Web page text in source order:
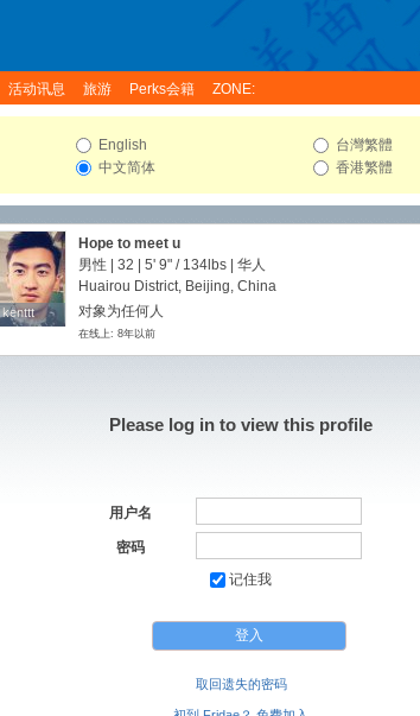
活动讯息 旅游 Perks会籍 ZONE:
English
中文简体
台灣繁體
香港繁體
kenttt
kenttt
Hope to meet u
男性 | 32 | 5' 9" / 134lbs | 华人
Huairou District, Beijing, China
对象为任何人
在线上: 8年以前
Please log in to view this profile
用户名
密码
记住我
取回遗失的密码